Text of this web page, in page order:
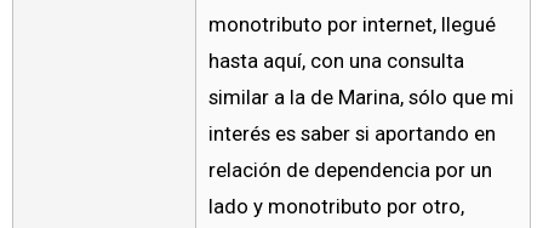
monotributo por internet, llegué
hasta aquí, con una consulta
similar a la de Marina, sólo que mi
interés es saber si aportando en
relación de dependencia por un
lado y monotributo por otro,